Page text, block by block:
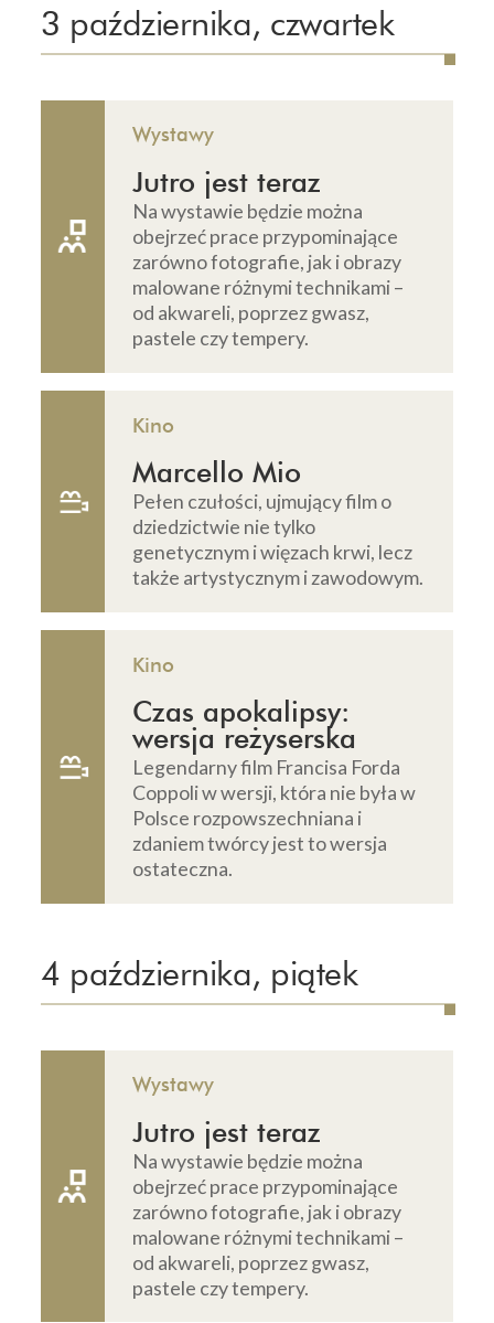
3 października, czwartek
Wystawy
Jutro jest teraz
Na wystawie będzie można
obejrzeć prace przypominające
zarówno fotografie, jak i obrazy
malowane różnymi technikami –
od akwareli, poprzez gwasz,
pastele czy tempery.
Kino
Marcello Mio
Pełen czułości, ujmujący film o
dziedzictwie nie tylko
genetycznym i więzach krwi, lecz
także artystycznym i zawodowym.
Kino
Czas apokalipsy:
wersja reżyserska
Legendarny film Francisa Forda
Coppoli w wersji, która nie była w
Polsce rozpowszechniana i
zdaniem twórcy jest to wersja
ostateczna.
4 października, piątek
Wystawy
Jutro jest teraz
Na wystawie będzie można
obejrzeć prace przypominające
zarówno fotografie, jak i obrazy
malowane różnymi technikami –
od akwareli, poprzez gwasz,
pastele czy tempery.